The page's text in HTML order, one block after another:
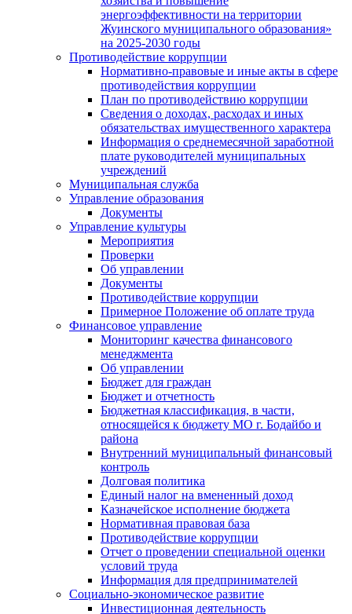
энергоэффективности на территории
Жуинского муниципального образования»
на 2025-2030 годы
Противодействие коррупции
Нормативно-правовые и иные акты в сфере
противодействия коррупции
План по противодействию коррупции
Сведения о доходах, расходах и иных
обязательствах имущественного характера
Информация о среднемесячной заработной
плате руководителей муниципальных
учреждений
Муниципальная служба
Управление образования
Документы
Управление культуры
Мероприятия
Проверки
Об управлении
Документы
Противодействие коррупции
Примерное Положение об оплате труда
Финансовое управление
Мониторинг качества финансового
менеджмента
Об управлении
Бюджет для граждан
Бюджет и отчетность
Бюджетная классификация, в части,
относящейся к бюджету МО г. Бодайбо и
района
Внутренний муниципальный финансовый
контроль
Долговая политика
Единый налог на вмененный доход
Казначейское исполнение бюджета
Нормативная правовая база
Противодействие коррупции
Отчет о проведении специальной оценки
условий труда
Информация для предпринимателей
Социально-экономическое развитие
Инвестиционная деятельность